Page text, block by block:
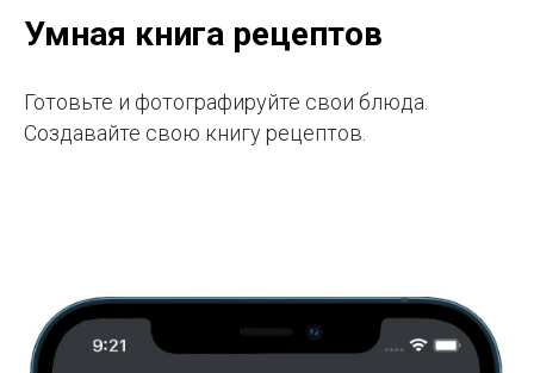
Умная книга рецептов
Готовьте и фотографируйте свои блюда.
Создавайте свою книгу рецептов.